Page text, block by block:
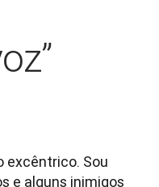
excêntrico. Sou
e alguns inimigos